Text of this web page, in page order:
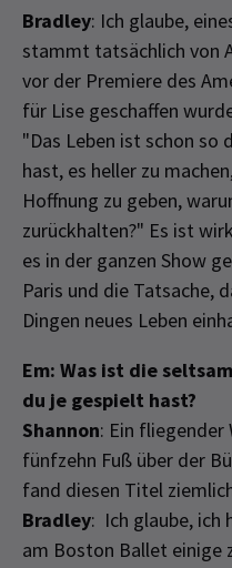
Bradley: Ich glaube,
stammt tatsächlich von
vor der Premiere des
für Lise geschaffen
"Das Leben ist schon so
hast, es heller zu
Hoffnung zu geben,
zurückhalten?" Es ist
es in der ganzen Show
Paris und die Tatsache,
Dingen neues Leben
Em: Was ist die
du je gespielt hast?
Shannon: Ein fliegender
fünfzehn Fuß über der
fand diesen Titel
Bradley: Ich glaube, ich
am Boston Ballet einige